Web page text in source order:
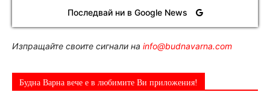
Последвай ни в Google News
Изпращайте своите сигнали на info@budnavarna.com
Будна Варна вече е в любимите Ви приложения!